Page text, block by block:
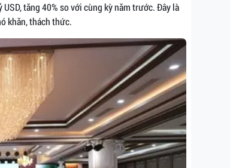
tăng 40% so với cùng kỳ năm trước. Đây là
khăn, thách thức.